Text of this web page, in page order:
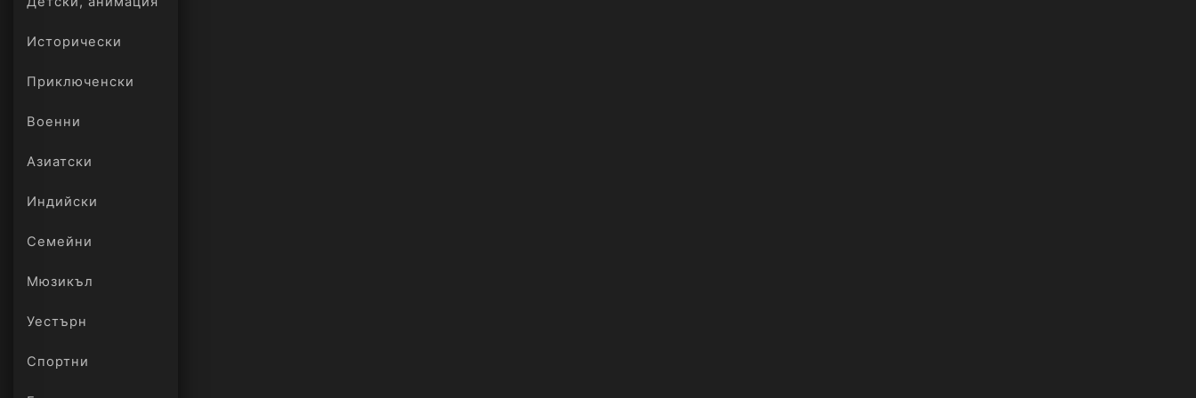
Исторически
Приключенски
Военни
Азиатски
Индийски
Семейни
Мюзикъл
Уестърн
Спортни